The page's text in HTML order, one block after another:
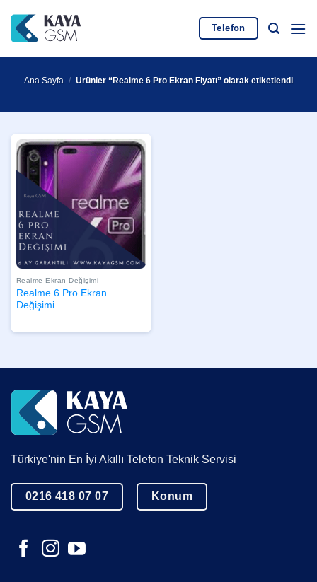
atla
Telefon
Ana Sayfa / Ürünler “Realme 6 Pro Ekran Fiyatı” olarak etiketlendi
Realme Ekran Değişimi
Realme 6 Pro Ekran
Değişimi
Türkiye'nin En İyi Akıllı Telefon Teknik Servisi
0216 418 07 07 Konum